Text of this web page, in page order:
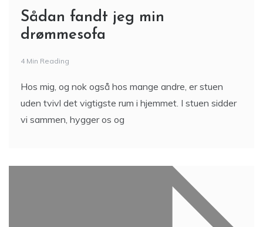
Sådan fandt jeg min
drømmesofa
4 Min Reading
Hos mig, og nok også hos mange andre, er stuen
uden tvivl det vigtigste rum i hjemmet. I stuen sidder
vi sammen, hygger os og